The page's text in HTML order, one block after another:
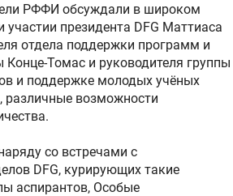
РФФИ обсуждали в широком
участии президента DFG Mаттиаса
отдела поддержки программ и
Конце-Томас и руководителя группы
и поддержке молодых учёных
возможности
со встречами c
DFG, курирующих такие
аспирантов, Особые